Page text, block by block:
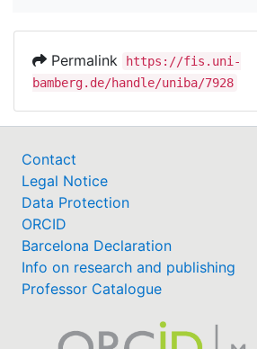
Permalink
https://fis.uni-
bamberg.de/handle/uniba/7928
Contact
Legal Notice
Data Protection
ORCID
Barcelona Declaration
Info on research and publishing
Professor Catalogue